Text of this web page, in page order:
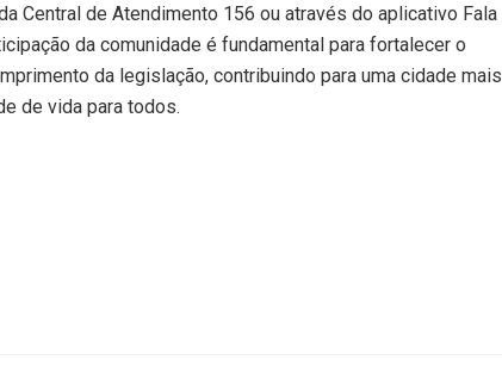
Central de Atendimento 156 ou através do aplicativo Fala
da comunidade é fundamental para fortalecer o
da legislação, contribuindo para uma cidade mais
de vida para todos.